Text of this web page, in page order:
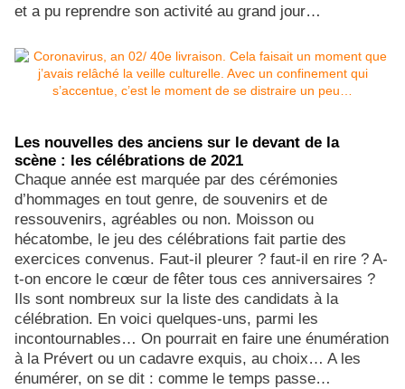
et a pu reprendre son activité au grand jour…
Les nouvelles des anciens sur le devant de la
scène : les célébrations de 2021
Chaque année est marquée par des cérémonies
d’hommages en tout genre, de souvenirs et de
ressouvenirs, agréables ou non. Moisson ou
hécatombe, le jeu des célébrations fait partie des
exercices convenus. Faut-il pleurer ? faut-il en rire ? A-
t-on encore le cœur de fêter tous ces anniversaires ?
Ils sont nombreux sur la liste des candidats à la
célébration. En voici quelques-uns, parmi les
incontournables… On pourrait en faire une énumération
à la Prévert ou un cadavre exquis, au choix… A les
énumérer, on se dit : comme le temps passe…